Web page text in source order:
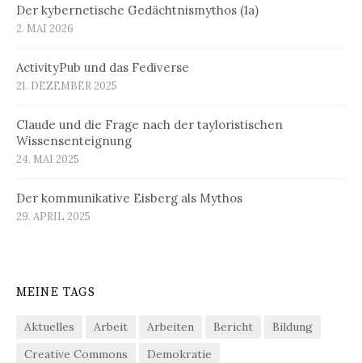
Der kybernetische Gedächtnismythos (1a)
2. MAI 2026
ActivityPub und das Fediverse
21. DEZEMBER 2025
Claude und die Frage nach der tayloristischen
Wissensenteignung
24. MAI 2025
Der kommunikative Eisberg als Mythos
29. APRIL 2025
MEINE TAGS
Aktuelles Arbeit Arbeiten Bericht
Bildung
Creative Commons
Demokratie